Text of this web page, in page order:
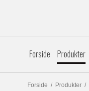
Forside Produkter
Forside / Produkter /